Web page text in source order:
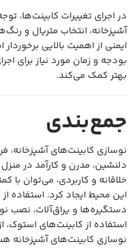
در اجرای تغییرات کابینت‌ها،
آشپزخانه، انتخاب متریال و
ایمنی از اهمیت بالایی
بودجه و زمان مورد نیاز برای
بهتر کمک می‌کند.
جمع‌بندی
نوسازی کابینت‌های آشپزخانه،
دلنشین، مدرن و کارآمد در
خلاقانه و کاربردی، می‌توان با
این محیط ایجاد کرد. استفاده
دستگیره‌ها و یراق‌آلات، نصب
استفاده از کابینت‌های استوک،
نوسازی کابینت‌های آشپزخانه